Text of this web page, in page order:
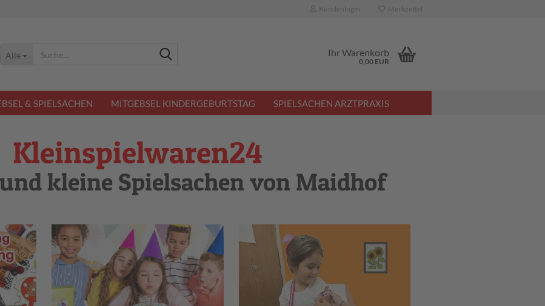
Kundenlogin Merkzettel
Alle Ihr Warenkorb
0,00 EUR
& SPIELSACHEN MITGEBSEL KINDERGEBURTSTAG SPIELSACHEN ARZTPRAXIS
Kleinspielwaren24
kleine Spielsachen von Maidhof